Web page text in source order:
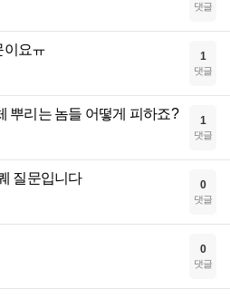
댓글
이요ㅠ 1
댓글
뿌리는 놈들 어떻게 피하죠? 1
댓글
질문입니다 0
댓글
0
댓글